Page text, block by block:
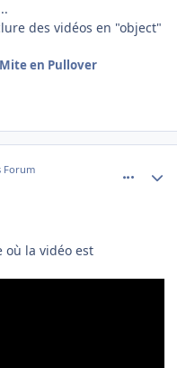
des vidéos en "object"
en Pullover
Forum
où la vidéo est